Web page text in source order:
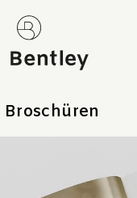
Broschüren